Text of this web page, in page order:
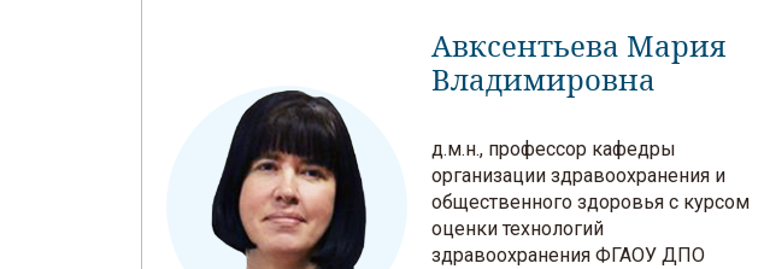
Авксентьева Мария
Владимировна
д.м.н., профессор кафедры
организации здравоохранения и
общественного здоровья с курсом
оценки технологий
здравоохранения ФГАОУ ДПО